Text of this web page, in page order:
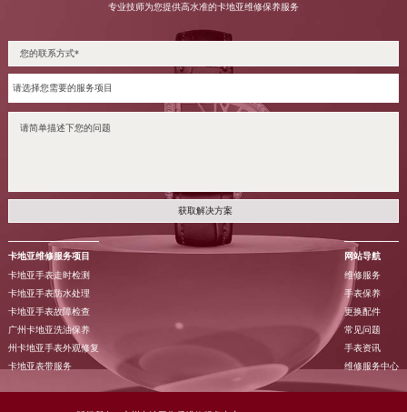
专业技师为您提供高水准的卡地亚维修保养服务
获取解决方案
卡地亚维修服务项目
卡地亚手表走时检测
卡地亚手表防水处理
卡地亚手表故障检查
广州卡地亚洗油保养
州卡地亚手表外观修复
卡地亚表带服务
网站导航
维修服务
手表保养
更换配件
常见问题
手表资讯
维修服务中心